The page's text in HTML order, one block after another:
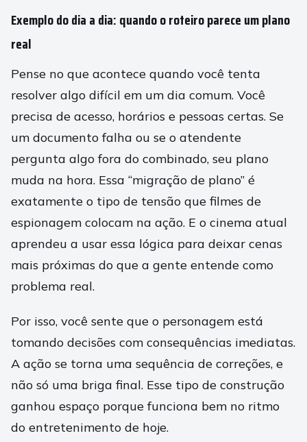
Exemplo do dia a dia: quando o roteiro parece um plano
real
Pense no que acontece quando você tenta
resolver algo difícil em um dia comum. Você
precisa de acesso, horários e pessoas certas. Se
um documento falha ou se o atendente
pergunta algo fora do combinado, seu plano
muda na hora. Essa “migração de plano” é
exatamente o tipo de tensão que filmes de
espionagem colocam na ação. E o cinema atual
aprendeu a usar essa lógica para deixar cenas
mais próximas do que a gente entende como
problema real.
Por isso, você sente que o personagem está
tomando decisões com consequências imediatas.
A ação se torna uma sequência de correções, e
não só uma briga final. Esse tipo de construção
ganhou espaço porque funciona bem no ritmo
do entretenimento de hoje.